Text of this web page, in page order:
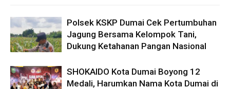
Polsek KSKP Dumai Cek Pertumbuhan
Jagung Bersama Kelompok Tani,
Dukung Ketahanan Pangan Nasional
SHOKAIDO Kota Dumai Boyong 12
Medali, Harumkan Nama Kota Dumai di